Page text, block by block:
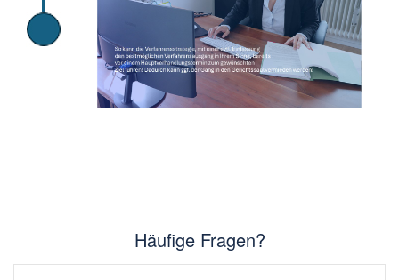
Häufige Fragen?